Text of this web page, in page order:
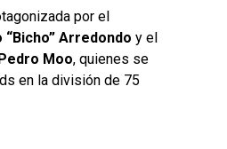
por el
“Bicho” Arredondo y el
Moo, quienes se
en la división de 75